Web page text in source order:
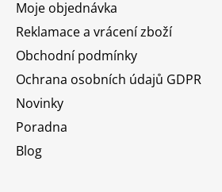
Moje objednávka
Reklamace a vrácení zboží
Obchodní podmínky
Ochrana osobních údajů GDPR
Novinky
Poradna
Blog